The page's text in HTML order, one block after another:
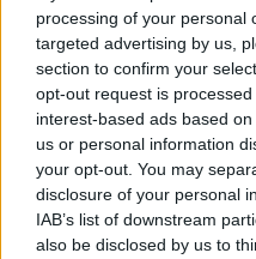
processing of your personal
targeted advertising by us,
section to confirm your
opt-out request is
interest-based ads based
us or personal information
your opt-out. You may
disclosure of your personal
IAB’s list of downstream
also be disclosed by us to